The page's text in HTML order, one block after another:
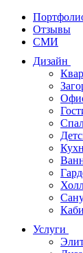
Отзывы
СМИ
Дизайн
Услуги